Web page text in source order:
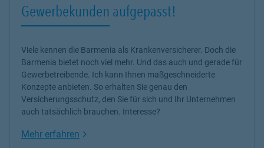
Gewerbekunden aufgepasst!
Viele kennen die Barmenia als Krankenversicherer. Doch die
Barmenia bietet noch viel mehr. Und das auch und gerade für
Gewerbetreibende. Ich kann Ihnen maßgeschneiderte
Konzepte anbieten. So erhalten Sie genau den
Versicherungsschutz, den Sie für sich und Ihr Unternehmen
auch tatsächlich brauchen. Interesse?
Mehr erfahren Link Opens in New Tab